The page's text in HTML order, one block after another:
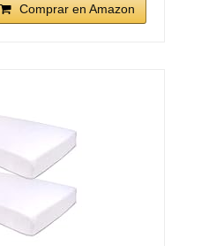
Comprar en Amazon